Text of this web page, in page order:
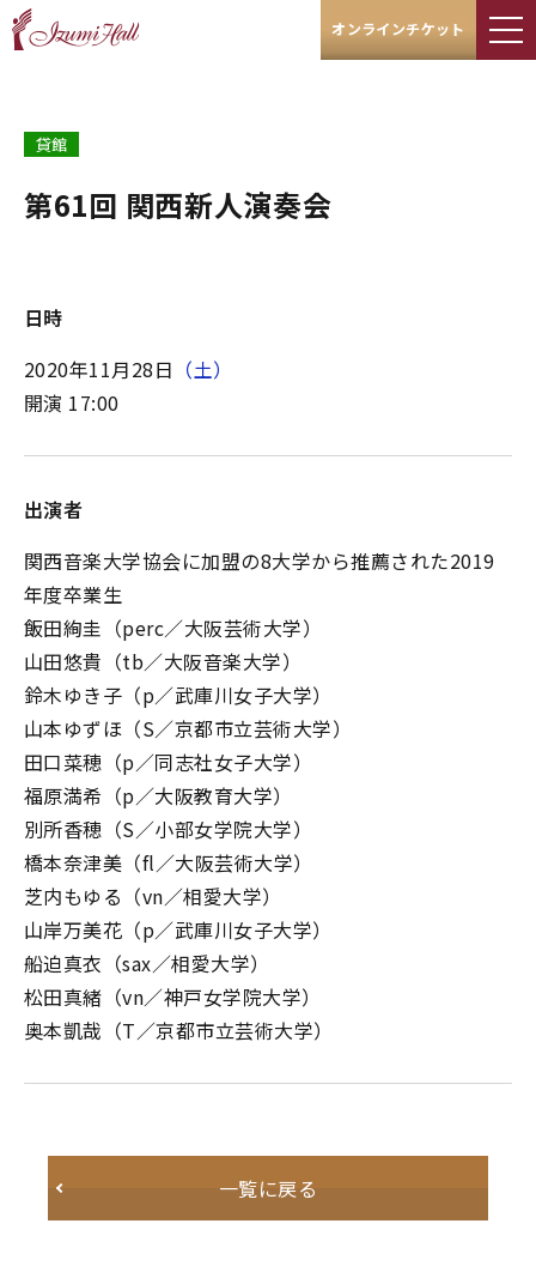
オンラインチケット
貸館
第61回 関西新人演奏会
日時
2020年11月28日 （土）
開演 17:00
出演者
関西音楽大学協会に加盟の8大学から推薦された2019
年度卒業生
飯田絢圭（perc／大阪芸術大学）
山田悠貴（tb／大阪音楽大学）
鈴木ゆき子（p／武庫川女子大学）
山本ゆずほ（S／京都市立芸術大学）
田口菜穂（p／同志社女子大学）
福原満希（p／大阪教育大学）
別所香穂（S／小部女学院大学）
橋本奈津美（fl／大阪芸術大学）
芝内もゆる（vn／相愛大学）
山岸万美花（p／武庫川女子大学）
船迫真衣（sax／相愛大学）
松田真緒（vn／神戸女学院大学）
奥本凱哉（T／京都市立芸術大学）
一覧に戻る